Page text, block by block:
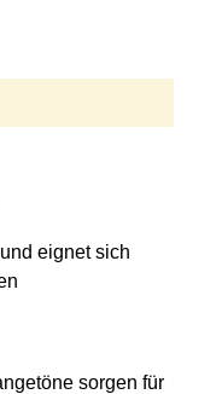
eignet sich
sorgen für